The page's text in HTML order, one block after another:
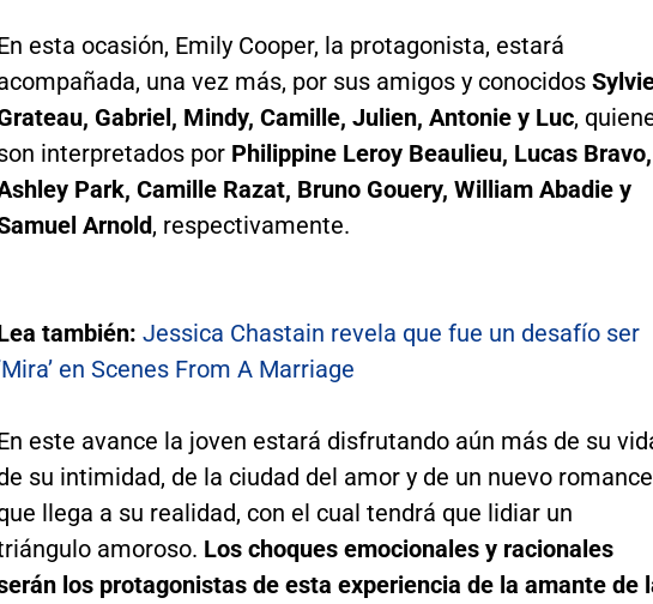
esta ocasión, Emily Cooper, la protagonista, estará
una vez más, por sus amigos y conocidos
Gabriel, Mindy, Camille, Julien, Antonie y Luc,
interpretados por Philippine Leroy Beaulieu, Lucas Bravo,
Park, Camille Razat, Bruno Gouery, William Abadie y
Arnold, respectivamente.
también: Jessica Chastain revela que fue un desafío ser
en Scenes From A Marriage
este avance la joven estará disfrutando aún más de su
su intimidad, de la ciudad del amor y de un nuevo romance
llega a su realidad, con el cual tendrá que lidiar un
amoroso. Los choques emocionales y racionales
los protagonistas de esta experiencia de la amante de